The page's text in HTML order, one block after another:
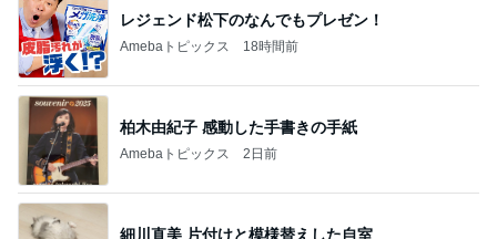
レジェンド松下のなんでもプレゼン！
Amebaトピックス 18時間前
柏木由紀子 感動した手書きの手紙
Amebaトピックス 2日前
細川直美 片付けと模様替えした自室